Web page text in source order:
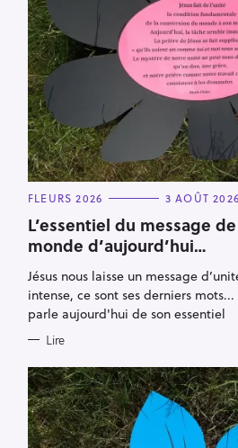
C
T
E
G
O
I
E
S
FLEURS 2026 3 AOÛT 2026
L’essentiel du message
monde d’aujourd’hui…
Jésus nous laisse un message
intense, ce sont ses derniers
parle aujourd'hui de son essentiel
Lire